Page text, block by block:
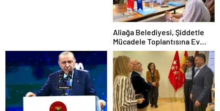
Aliağa Belediyesi, Şiddetle
Mücadele Toplantısına Ev
Sahipliği Yaptı